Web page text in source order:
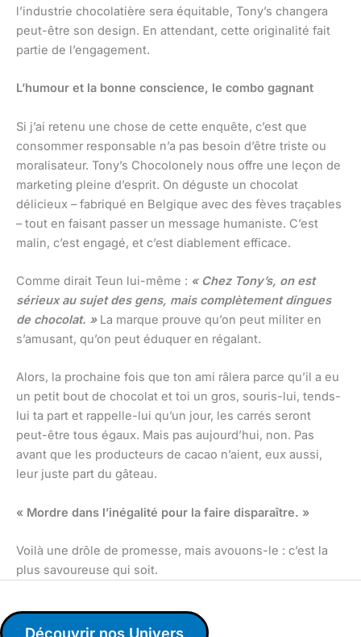
l’industrie chocolatière sera équitable, Tony’s changera
peut-être son design. En attendant, cette originalité fait
partie de l’engagement.
L’humour et la bonne conscience, le combo gagnant
Si j’ai retenu une chose de cette enquête, c’est que
consommer responsable n’a pas besoin d’être triste ou
moralisateur. Tony’s Chocolonely nous offre une leçon de
marketing pleine d’esprit. On déguste un chocolat
délicieux – fabriqué en Belgique avec des fèves traçables
– tout en faisant passer un message humaniste. C’est
malin, c’est engagé, et c’est diablement efficace.
Comme dirait Teun lui-même : « Chez Tony’s, on est
sérieux au sujet des gens, mais complètement dingues
de chocolat. »La marque prouve qu’on peut militer en
s’amusant, qu’on peut éduquer en régalant.
Alors, la prochaine fois que ton ami râlera parce qu’il a eu
un petit bout de chocolat et toi un gros, souris-lui, tends-
lui ta part et rappelle-lui qu’un jour, les carrés seront
peut-être tous égaux. Mais pas aujourd’hui, non. Pas
avant que les producteurs de cacao n’aient, eux aussi,
leur juste part du gâteau.
« Mordre dans l’inégalité pour la faire disparaître. »
Voilà une drôle de promesse, mais avouons-le : c’est la
plus savoureuse qui soit.
Découvrir nos Univers